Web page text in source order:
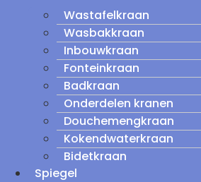
Wastafelkraan
Wasbakkraan
Inbouwkraan
Fonteinkraan
Badkraan
Onderdelen kranen
Douchemengkraan
Kokendwaterkraan
Bidetkraan
Spiegel